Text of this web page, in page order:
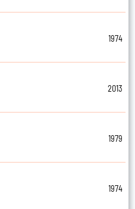
1974
2013
1979
1974